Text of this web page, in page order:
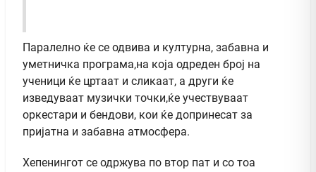
Паралелно ќе се одвива и културна, забавна и
уметничка програма,на која одреден број на
ученици ќе цртаат и сликаат, а други ќе
изведуваат музички точки,ќе учествуваат
оркестари и бендови, кои ќе допринесат за
пријатна и забавна атмосфера.
Хепенингот се одржува по втор пат и со тоа